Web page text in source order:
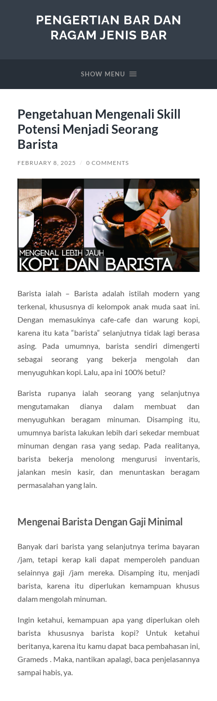
PENGERTIAN BAR DAN
RAGAM JENIS BAR
SHOW MENU
Pengetahuan Mengenali Skill
Potensi Menjadi Seorang
Barista
FEBRUARY 8, 2025 / 0 COMMENTS
Barista ialah – Barista adalah istilah modern yang
terkenal, khususnya di kelompok anak muda saat ini.
Dengan memasukinya cafe-cafe dan warung kopi,
karena itu kata “barista” selanjutnya tidak lagi berasa
asing. Pada umumnya, barista sendiri dimengerti
sebagai seorang yang bekerja mengolah dan
menyuguhkan kopi. Lalu, apa ini 100% betul?
Barista rupanya ialah seorang yang selanjutnya
mengutamakan dianya dalam membuat dan
menyuguhkan beragam minuman. Disamping itu,
umumnya barista lakukan lebih dari sekedar membuat
minuman dengan rasa yang sedap. Pada realitanya,
barista bekerja menolong mengurusi inventaris,
jalankan mesin kasir, dan menuntaskan beragam
permasalahan yang lain.
Mengenai Barista Dengan Gaji Minimal
Banyak dari barista yang selanjutnya terima bayaran
/jam, tetapi kerap kali dapat memperoleh panduan
selainnya gaji /jam mereka. Disamping itu, menjadi
barista, karena itu diperlukan kemampuan khusus
dalam mengolah minuman.
Ingin ketahui, kemampuan apa yang diperlukan oleh
barista khususnya barista kopi? Untuk ketahui
beritanya, karena itu kamu dapat baca pembahasan ini,
Grameds . Maka, nantikan apalagi, baca penjelasannya
sampai habis, ya.